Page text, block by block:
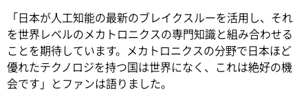
「日本が人工知能の最新のブレイクスルーを活用し、それ
を世界レベルのメカトロニクスの専門知識と組み合わせる
ことを期待しています。メカトロニクスの分野で日本ほど
優れたテクノロジを持つ国は世界になく、これは絶好の機
会です」とファンは語りました。